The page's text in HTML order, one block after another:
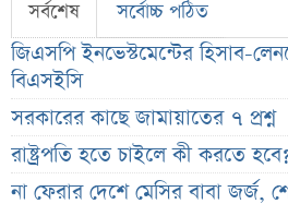
সর্বশেষ সর্বোচ্চ পঠিত
জিএসপি ইনভেস্টমেন্টের হিসাব-
বিএসইসি
সরকারের কাছে জামায়াতের ৭ প্রশ্ন
রাষ্ট্রপতি হতে চাইলে কী করতে
না ফেরার দেশে মেসির বাবা জর্জ,